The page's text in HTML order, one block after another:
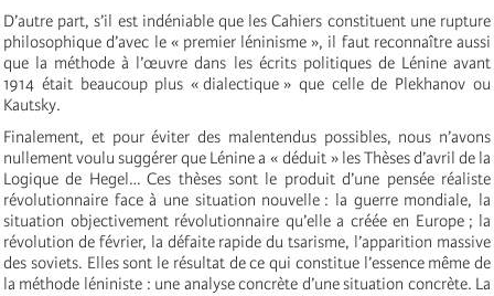
D’autre part, s’il est indéniable que les Cahiers constituent une rupture
philosophique d’avec le « premier léninisme », il faut reconnaître aussi
que la méthode à l’œuvre dans les écrits politiques de Lénine avant
1914 était beaucoup plus « dialectique » que celle de Plekhanov ou
Kautsky.
Finalement, et pour éviter des malentendus possibles, nous n’avons
nullement voulu suggérer que Lénine a « déduit » les Thèses d’avril de la
Logique de Hegel… Ces thèses sont le produit d’une pensée réaliste
révolutionnaire face à une situation nouvelle : la guerre mondiale, la
situation objectivement révolutionnaire qu’elle a créée en Europe ; la
révolution de février, la défaite rapide du tsarisme, l’apparition massive
des soviets. Elles sont le résultat de ce qui constitue l’essence même de
la méthode léniniste : une analyse concrète d’une situation concrète. La